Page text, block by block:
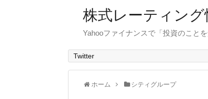
株式レーティン
Yahooファイナンスで「投資のこと
Twitter
ホーム シティグループ